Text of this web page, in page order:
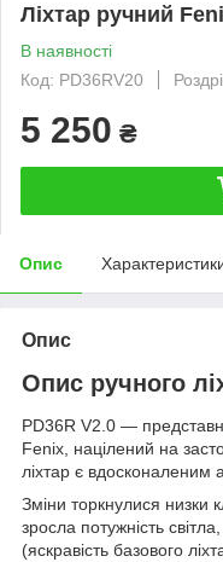
Ліхтар ручний
В наявності
Код: PD36RV20
5 250 ₴
Опис
Опис
Опис ручного
PD36R V2.0 —
Fenix, націлений на
ліхтар є вдосконаленим
Зміни торкнулися низки
зросла потужність
(яскравість базового